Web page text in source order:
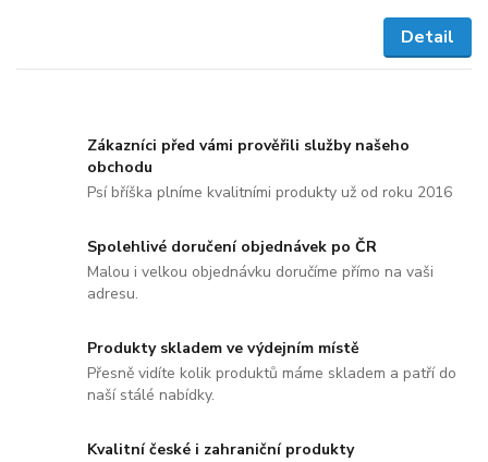
Detail
Zákazníci před vámi prověřili služby našeho
obchodu
Psí bříška plníme kvalitními produkty už od roku 2016
Spolehlivé doručení objednávek po ČR
Malou i velkou objednávku doručíme přímo na vaši
adresu.
Produkty skladem ve výdejním místě
Přesně vidíte kolik produktů máme skladem a patří do
naší stálé nabídky.
Kvalitní české i zahraniční produkty